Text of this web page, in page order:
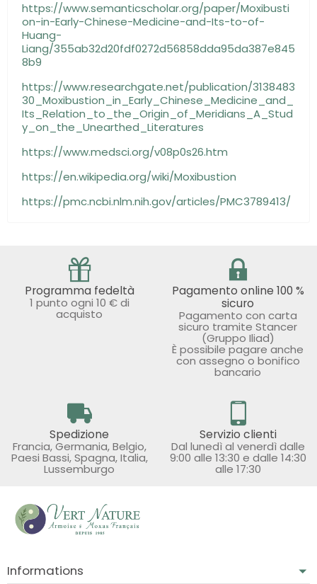
https://www.semanticscholar.org/paper/Moxibusti
on-in-Early-Chinese-Medicine-and-Its-to-of-
Huang-
Liang/355ab32d20fdf0272d56858dda95da387e845
8b9
https://www.researchgate.net/publication/3138483
30_Moxibustion_in_Early_Chinese_Medicine_and_
Its_Relation_to_the_Origin_of_Meridians_A_Stud
y_on_the_Unearthed_Literatures
https://www.medsci.org/v08p0s26.htm
https://en.wikipedia.org/wiki/Moxibustion
https://pmc.ncbi.nlm.nih.gov/articles/PMC3789413/
Programma fedeltà
1 punto ogni 10 € di
acquisto
Pagamento online 100 %
sicuro
Pagamento con carta
sicuro tramite Stancer
(Gruppo Iliad)
È possibile pagare anche
con assegno o bonifico
bancario
Spedizione
Francia, Germania, Belgio,
Paesi Bassi, Spagna, Italia,
Lussemburgo
Servizio clienti
Dal lunedì al venerdì dalle
9:00 alle 13:30 e dalle 14:30
alle 17:30
Informations